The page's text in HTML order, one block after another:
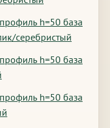
h=50 база
серебристый
h=50 база
h=50 база